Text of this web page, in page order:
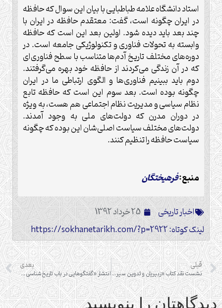
استاد دانشگاه علامه طباطبایی با بیان این سوال که حافظه
در ایران چگونه است، گفت: معتقدم حافظه در ایران با
چند بعد باید دیده شود. اولین بعد این است که حافظه
وابسته به تحولات فناوری و تکنولوژیکی جامعه است. در
دوره‌های مختلف تاریخ آدم‌ها متناسب با سطح فناوری‌ای
که در آن زندگی می‌کردند از حافظه خود بهره می‌گرفتند.
دوم باید ببینیم فناوری‌ها و الگوی ارتباطی ما در ایران
چگونه بوده است. بعد سوم این است که حافظه تابع
نظام سیاسی و مدیریت نظام اجتماعی هم هست، به ‌ویژه
در دوران مدرن که دولت‌های ملی به وجود آمدند.
دولت‌های مختلف سیاست اصلی‌شان این بوده که چگونه
سیاست حافظه را تنظیم کنند.
منبع:فرهیختگان
اخبار تاریخی
25 خرداد 1392
لینک کوتاه: https://sokhanetarikh.com/?p=2922
قبلی
نشست نقد کتاب «زبیریان و تدوین سیره نبوی»
بعدی
انتشار «گفتگوهایی در باب تاریخ‌‌شناسی و تاریخ‌نگاری»
دیدگاهتان را بنویسید